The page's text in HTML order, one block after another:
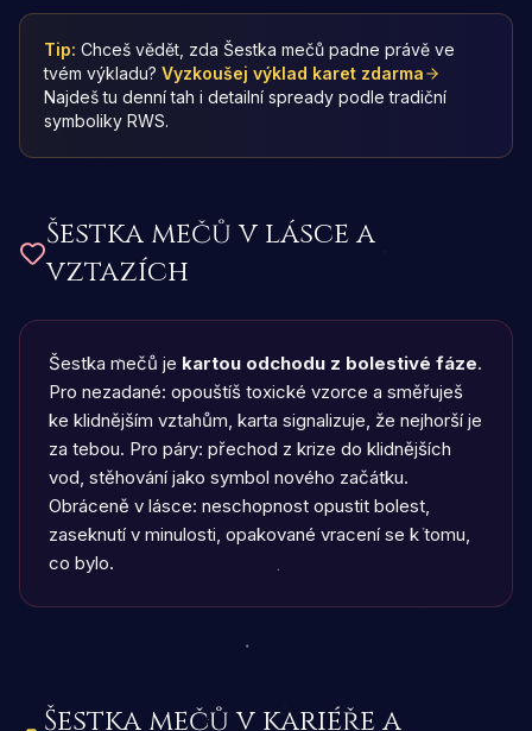
Tip: Chceš vědět, zda Šestka mečů padne právě ve
tvém výkladu? Vyzkoušej výklad karet zdarma
Najdeš tu denní tah i detailní spready podle tradiční
symboliky RWS.
Šestka mečů v lásce a
vztazích
Šestka mečů je kartou odchodu z bolestivé fáze.
Pro nezadané: opouštíš toxické vzorce a směřuješ
ke klidnějším vztahům, karta signalizuje, že nejhorší je
za tebou. Pro páry: přechod z krize do klidnějších
vod, stěhování jako symbol nového začátku.
Obráceně v lásce: neschopnost opustit bolest,
zaseknutí v minulosti, opakované vracení se k tomu,
co bylo.
Šestka mečů v kariéře a